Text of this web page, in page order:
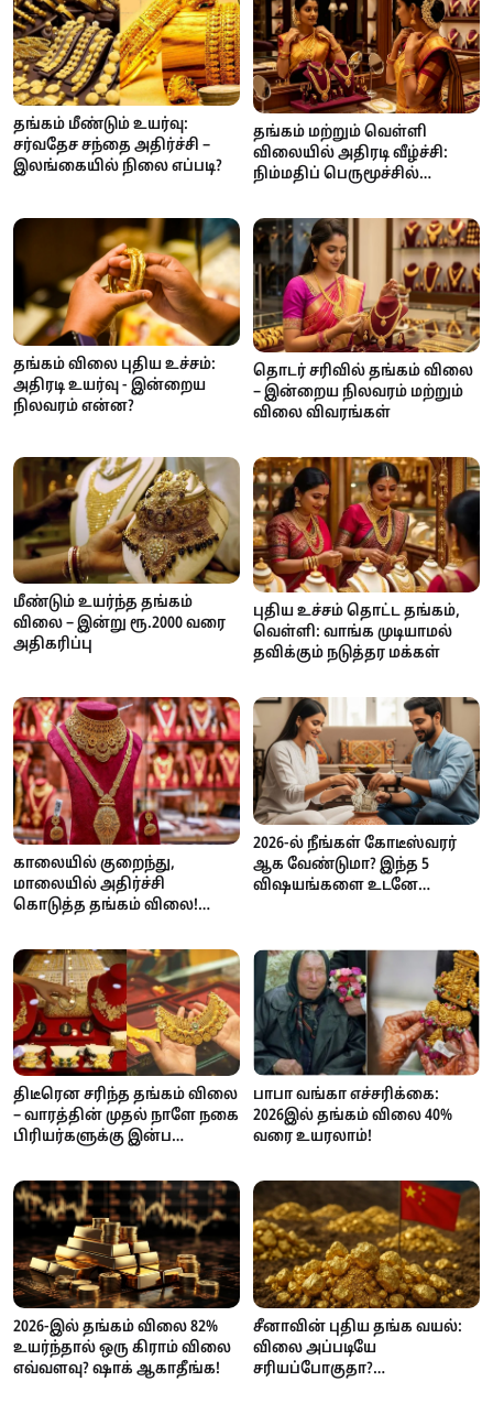
தங்கம் மீண்டும் உயர்வு:
சர்வதேச சந்தை அதிர்ச்சி –
இலங்கையில் நிலை எப்படி?
தங்கம் மற்றும் வெள்ளி
விலையில் அதிரடி வீழ்ச்சி:
நிம்மதிப் பெருமூச்சில்
தங்கம் விலை புதிய உச்சம்:
அதிரடி உயர்வு - இன்றைய
நிலவரம் என்ன?
தொடர் சரிவில் தங்கம் விலை
– இன்றைய நிலவரம் மற்றும்
விலை விவரங்கள்
மீண்டும் உயர்ந்த தங்கம்
விலை – இன்று ரூ.2000 வரை
அதிகரிப்பு
புதிய உச்சம் தொட்ட தங்கம்,
வெள்ளி: வாங்க முடியாமல்
தவிக்கும் நடுத்தர மக்கள்
காலையில் குறைந்து,
மாலையில் அதிர்ச்சி
கொடுத்த தங்கம் விலை!
எவ்வளவு தெரியுமா?
2026-ல் நீங்கள் கோடீஸ்வரர்
ஆக வேண்டுமா? இந்த 5
விஷயங்களை உடனே
திடீரென சரிந்த தங்கம் விலை
– வாரத்தின் முதல் நாளே நகை
பிரியர்களுக்கு இன்ப
பாபா வங்கா எச்சரிக்கை:
2026இல் தங்கம் விலை 40%
வரை உயரலாம்!
2026-இல் தங்கம் விலை 82%
உயர்ந்தால் ஒரு கிராம் விலை
எவ்வளவு? ஷாக் ஆகாதீங்க!
சீனாவின் புதிய தங்க வயல்:
விலை அப்படியே
சரியப்போகுதா?